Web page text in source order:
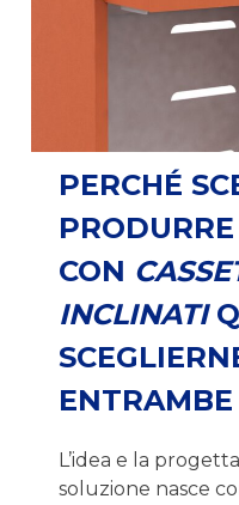
PERCHÉ
CON
INCLINATI
ENTRAMBE
L’idea e la
soluzione nasce